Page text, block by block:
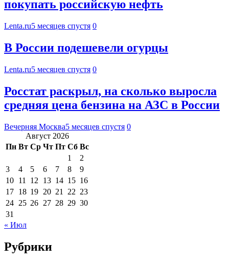
покупать российскую нефть
Lenta.ru5 месяцев спустя 0
В России подешевели огурцы
Lenta.ru5 месяцев спустя 0
Росстат раскрыл, на сколько выросла
средняя цена бензина на АЗС в России
Вечерняя Москва5 месяцев спустя 0
Август 2026
Пн Вт Ср Чт Пт Сб Вс
1
2
3
4 5 6 7 8
9
10 11 12 13 14 15 16
17 18 19 20 21 22 23
24 25 26 27 28 29 30
31
« Июл
Рубрики